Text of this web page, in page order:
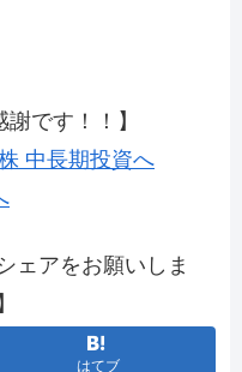
です！！】
ェアをお願いしま
はてブ